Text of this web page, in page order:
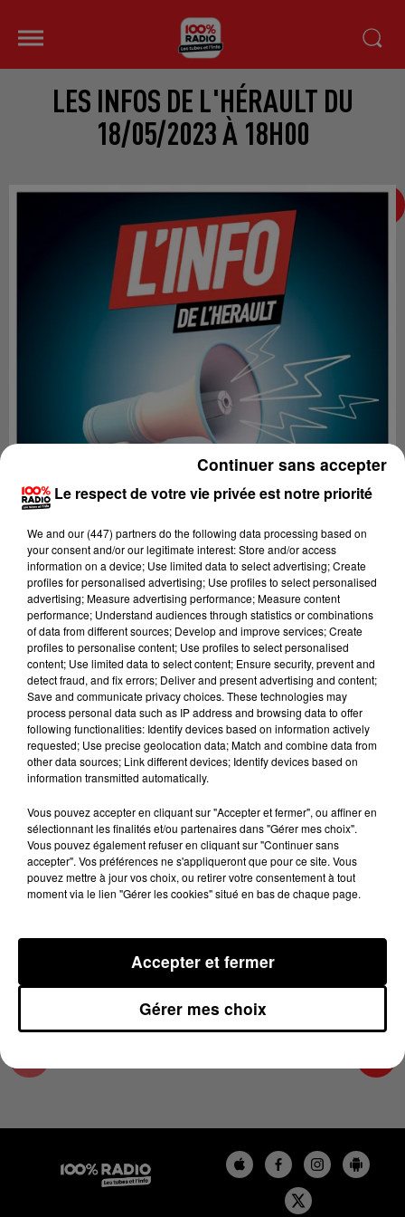
LES INFOS DE L'HÉRAULT DU
18/05/2023 À 18H00
Lecture (2 min 58 sec)
100%
18 mai 2023 - 2 min 58 sec
LES INFOS DE L'HÉRAULT DU 18/05/2023 À
18H00
Podcasts infos de l'Hérault
Le respect de votre vie privée est notre priorité
We and our (447) partnersdo the following data processing based on
your consent and/or our legitimate interest: Store and/or access
information on a device; Use limited data to select advertising; Create
profiles for personalised advertising; Use profiles to select personalised
advertising; Measure advertising performance; Measure content
performance; Understand audiences through statistics or combinations
of data from different sources; Develop and improve services; Create
profiles to personalise content; Use profiles to select personalised
content; Use limited data to select content; Ensure security, prevent and
detect fraud, and fix errors; Deliver and present advertising and content;
Save and communicate privacy choices. These technologies may
process personal data such as IP address and browsing data to offer
following functionalities: Identify devices based on information actively
requested; Use precise geolocation data; Match and combine data from
other data sources; Link different devices; Identify devices based on
information transmitted automatically.
Vous pouvez accepter en cliquant sur "Accepter et fermer", ou affiner en
sélectionnant les finalités et/ou partenaires dans "Gérer mes choix".
Vous pouvez également refuser en cliquant sur "Continuer sans
accepter". Vos préférences ne s'appliqueront que pour ce site. Vous
pouvez mettre à jour vos choix, ou retirer votre consentement à tout
moment via le lien "Gérer les cookies" situé en bas de chaque page.
Gérer mes choix
Accepter et fermer
Continuer sans accepter